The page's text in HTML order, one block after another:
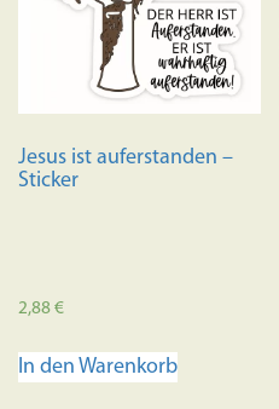
Jesus ist auferstanden –
Sticker
2,88€
In den Warenkorb